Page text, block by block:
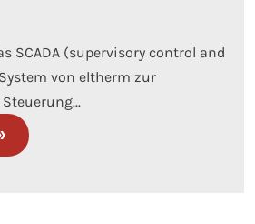
SCADA (supervisory control and
von eltherm zur